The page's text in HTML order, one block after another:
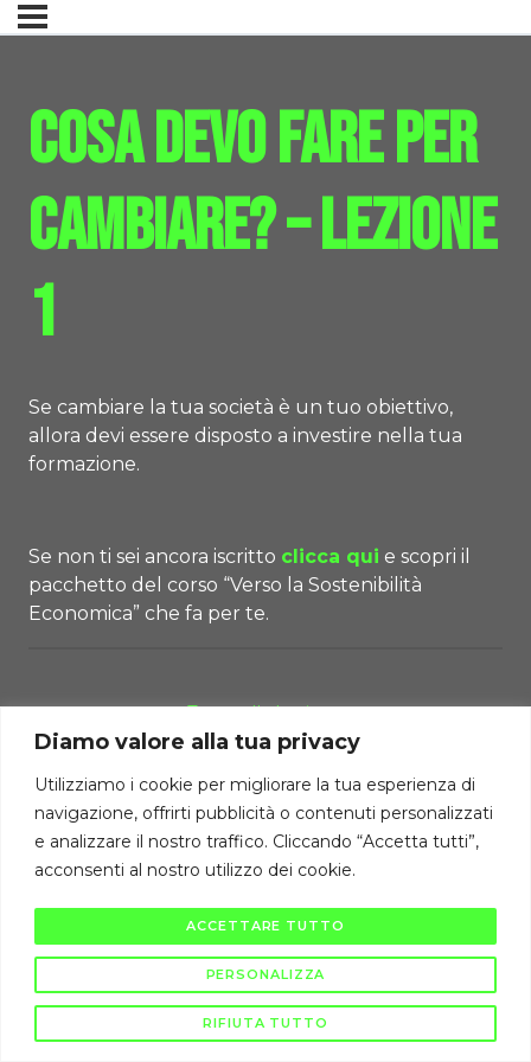
Diamo valore alla tua privacy
Utilizziamo i cookie per migliorare la tua esperienza di
navigazione, offrirti pubblicità o contenuti personalizzati
e analizzare il nostro traffico. Cliccando “Accetta tutti”,
acconsenti al nostro utilizzo dei cookie.
PERSONALIZZA
RIFIUTA TUTTO
ACCETTARE TUTTO
Cosa devo fare per
cambiare? – lezione
1
Se cambiare la tua società è un tuo obiettivo,
allora devi essere disposto a investire nella tua
formazione.
Se non ti sei ancora iscritto clicca qui e scopri il
pacchetto del corso “Verso la Sostenibilità
Economica” che fa per te.
Torna alla Lezione
Diritti di autore riservati Cambiodicampo ©
La pubblicazione e diffusione di questi contenuti è severamente vietata
ai sensi di legge.